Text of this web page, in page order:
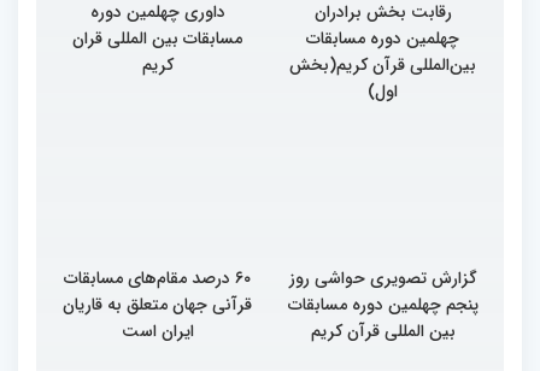
رقابت بخش برادران
چهلمین دوره مسابقات
بین‌المللی قرآن کریم(بخش
اول)
داوری چهلمین دوره
مسابقات بین المللی قران
کریم
گزارش تصویری حواشی روز
پنجم چهلمین دوره مسابقات
بین المللی قرآن کریم
۶۰ درصد مقام‌های مسابقات
قرآنی جهان متعلق به قاریان
ایران است